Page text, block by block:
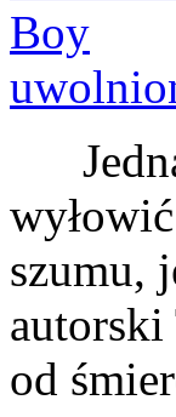
Jedną
szumu,
od